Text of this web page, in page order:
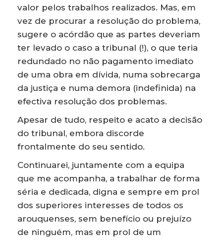
valor pelos trabalhos realizados. Mas, em
vez de procurar a resolução do problema,
sugere o acórdão que as partes deveriam
ter levado o caso a tribunal (!), o que teria
redundado no não pagamento imediato
de uma obra em dívida, numa sobrecarga
da justiça e numa demora (indefinida) na
efectiva resolução dos problemas.
Apesar de tudo, respeito e acato a decisão
do tribunal, embora discorde
frontalmente do seu sentido.
Continuarei, juntamente com a equipa
que me acompanha, a trabalhar de forma
séria e dedicada, digna e sempre em prol
dos superiores interesses de todos os
arouquenses, sem benefício ou prejuízo
de ninguém, mas em prol de um